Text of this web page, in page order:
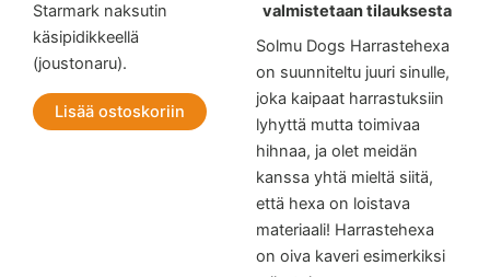
Starmark naksutin
käsipidikkeellä
(joustonaru).
Lisää ostoskoriin
valmistetaan tilauksesta
Solmu Dogs Harrastehexa
on suunniteltu juuri sinulle,
joka kaipaat harrastuksiin
lyhyttä mutta toimivaa
hihnaa, ja olet meidän
kanssa yhtä mieltä siitä,
että hexa on loistava
materiaali! Harrastehexa
on oiva kaveri esimerkiksi